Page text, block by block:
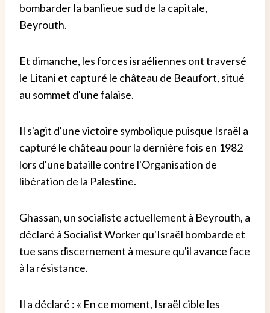
bombarder la banlieue sud de la capitale,
Beyrouth.
Et dimanche, les forces israéliennes ont traversé
le Litani et capturé le château de Beaufort, situé
au sommet d'une falaise.
Il s'agit d'une victoire symbolique puisque Israël a
capturé le château pour la dernière fois en 1982
lors d'une bataille contre l'Organisation de
libération de la Palestine.
Ghassan, un socialiste actuellement à Beyrouth, a
déclaré à Socialist Worker qu'Israël bombarde et
tue sans discernement à mesure qu'il avance face
à la résistance.
Il a déclaré : « En ce moment, Israël cible les